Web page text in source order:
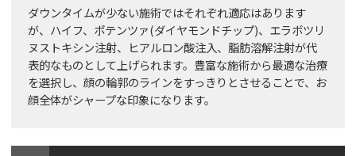
ダウンタイムが少ない施術ではそれぞれ適応はあります
が、ハイフ、ポテンツァ(ダイヤモンドチップ)、エラボツリ
ヌストキシン注射、ヒアルロン酸注入、脂肪溶解注射が代
表的なものとして上げられます。豊富な施術から最適な治療
を選択し、顔の輪郭のラインをすっきりとさせることで、お
顔全体がシャープな印象になります。